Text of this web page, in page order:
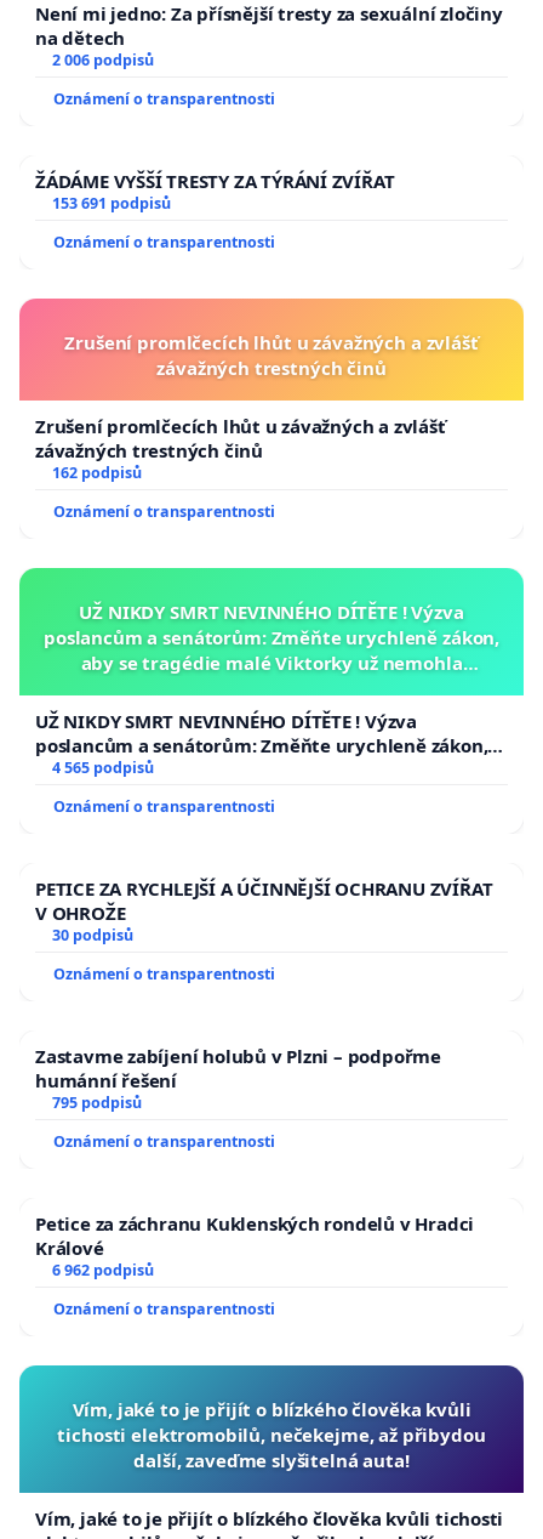
Není mi jedno: Za přísnější tresty za sexuální zločiny
na dětech
2 006 podpisů
Oznámení o transparentnosti
ŽÁDÁME VYŠŠÍ TRESTY ZA TÝRÁNÍ ZVÍŘAT
153 691 podpisů
Oznámení o transparentnosti
Zrušení promlčecích lhůt u závažných a zvlášť
závažných trestných činů
Zrušení promlčecích lhůt u závažných a zvlášť
závažných trestných činů
162 podpisů
Oznámení o transparentnosti
UŽ NIKDY SMRT NEVINNÉHO DÍTĚTE ! Výzva
poslancům a senátorům: Změňte urychleně zákon,
aby se tragédie malé Viktorky už nemohla
UŽ NIKDY SMRT NEVINNÉHO DÍTĚTE ! Výzva
poslancům a senátorům: Změňte urychleně zákon,
aby se tragédie malé Viktorky už nemohla opakovat!
4 565 podpisů
Oznámení o transparentnosti
PETICE ZA RYCHLEJŠÍ A ÚČINNĚJŠÍ OCHRANU ZVÍŘAT
V OHROŽE
30 podpisů
Oznámení o transparentnosti
Zastavme zabíjení holubů v Plzni – podpořme
humánní řešení
795 podpisů
Oznámení o transparentnosti
Petice za záchranu Kuklenských rondelů v Hradci
Králové
6 962 podpisů
Oznámení o transparentnosti
Vím, jaké to je přijít o blízkého člověka kvůli
tichosti elektromobilů, nečekejme, až přibydou
další, zaveďme slyšitelná auta!
Vím, jaké to je přijít o blízkého člověka kvůli tichosti